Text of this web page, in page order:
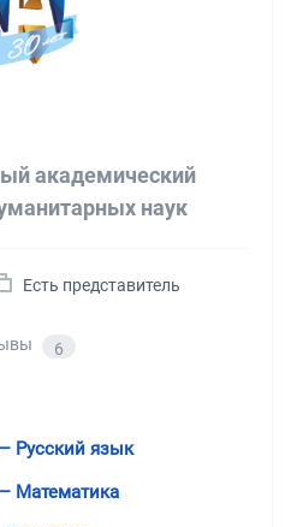
академический
наук
Есть представитель
6
Русский язык
Математика